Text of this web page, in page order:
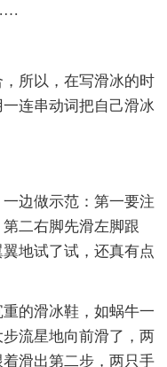
所以，在写滑冰的时
连串动词把自己滑冰
边做示范：第一要注
二右脚先滑左脚跟
翼地试了试，还真有点
的滑冰鞋，如蜗牛一
流星地向前滑了，两
滑出第二步，两只手